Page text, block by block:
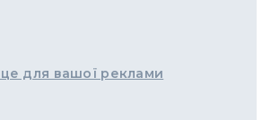
для вашої реклами